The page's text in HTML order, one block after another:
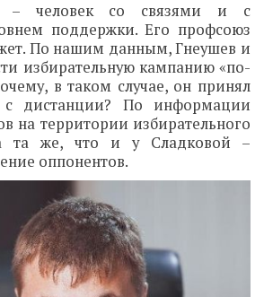
– человек со связями и с
поддержки. Его профсоюз
По нашим данным, Гнеушев и
избирательную кампанию «по-
в таком случае, он принял
дистанции? По информации
на территории избирательного
та же, что и у Сладковой –
оппонентов.